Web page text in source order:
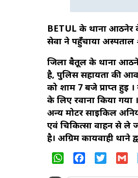
BETUL के थाना आठनेर
सेवा ने पहुँचाया
जिला बैतूल के थाना
है, पुलिस सहायता की
को शाम 7 बजे प्राप्त हुई
के लिए रवाना किया
अन्य मोटर साईकिल
एवं चिकित्सा वाहन से ले
है। अग्रिम कार्यवाही थाने
WhatsAppFacebookTwitter